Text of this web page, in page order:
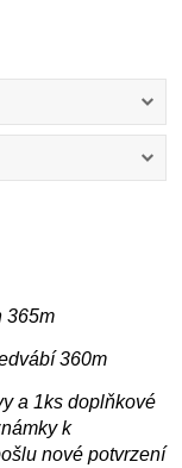
365m
360m
a 1ks doplňkové
k
nové potvrzení